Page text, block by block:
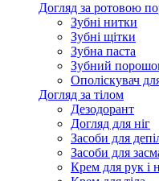
Догляд за ротовою
Зубні нитки
Зубні щітки
Зубна паста
Зубний
Ополіскувач
Догляд за тілом
Дезодорант
Догляд для ніг
Засоби для
Засоби для
Крем для рук і